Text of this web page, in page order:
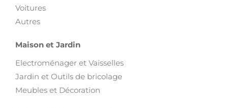
Voitures
Autres
Maison et Jardin
Electroménager et Vaisselles
Jardin et Outils de bricolage
Meubles et Décoration